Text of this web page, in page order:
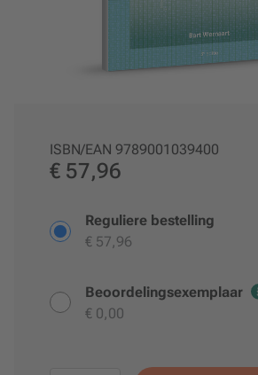
ISBN/EAN 9789001039400
€ 57,96
Reguliere bestelling
€ 57,96
Beoordelingsexemplaar
€ 0,00